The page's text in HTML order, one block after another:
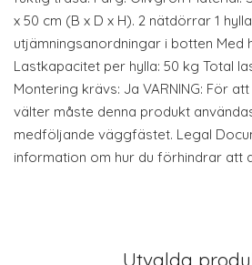
x 50 cm (B x D x H). 2 nätdörrar 1
utjämningsanordningar i botten Med
Lastkapacitet per hylla: 50 kg Total
Montering krävs: Ja VARNING: För
välter måste denna produkt
medföljande väggfästet. Legal
information om hur du förhindrar att
Utvalda